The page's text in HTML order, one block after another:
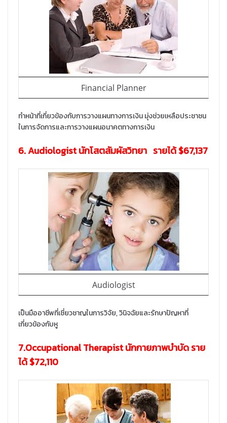
Financial Planner
ทำหน้าที่เกี่ยวข้องกับการวางแผนทางการเงิน มุ่งช่วยเหลือประชาชน
ในการจัดการและการวางแผนอนาคตทางการเงิน
6. Audiologist นักโสตสัมผัสวิทยา รายได้ $67,137
Audiologist
เป็นมืออาชีพที่เชี่ยวชาญในการวิจัย, วินิจฉัยและรักษาปัญหาที่
เกี่ยวข้องกับหู
7.Occupational Therapist นักกายภาพบำบัด ราย
ได้ $72,110